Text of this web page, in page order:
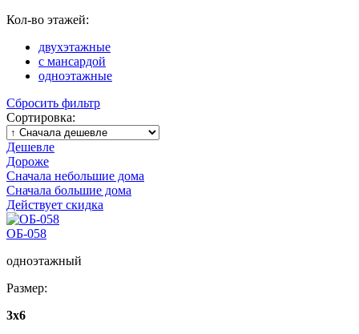
Кол-во этажей:
двухэтажные
с мансардой
одноэтажные
Сбросить фильтр
Сортировка:
Дешевле
Дороже
Сначала небольшие дома
Сначала большие дома
Действует скидка
ОБ-058
одноэтажный
Размер:
3x6